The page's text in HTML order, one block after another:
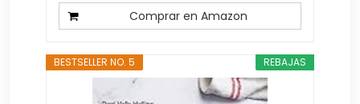
Comprar en Amazon
REBAJAS
BESTSELLER NO. 5